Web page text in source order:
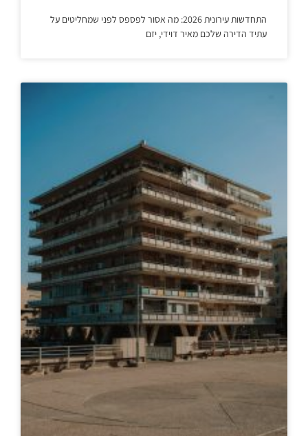
התחדשות עירונית 2026: מה אסור לפספס לפני שמחליטים על
עתיד הדירה שלכם מאיר דוידי, יזם